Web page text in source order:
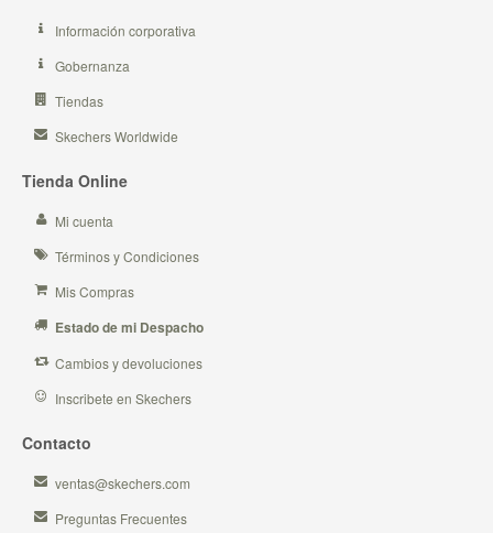
Información corporativa
Gobernanza
Tiendas
Skechers Worldwide
Tienda Online
Mi cuenta
Términos y Condiciones
Mis Compras
Estado de mi Despacho
Cambios y devoluciones
Inscribete en Skechers
Contacto
ventas@skechers.com
Preguntas Frecuentes